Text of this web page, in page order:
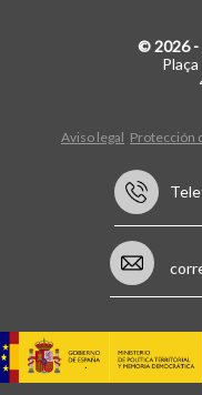
© 2026 -
Aviso legal Protección